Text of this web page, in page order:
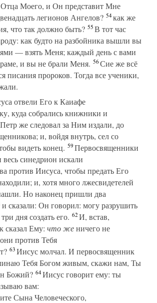
Отца Моего, и Он представит Мне
легионов Ангелов? 54как же
что так должно быть? 55В тот час
как будто на разбойника вышли вы
— взять Меня; каждый день с вами
и вы не брали Меня. 56Сие же всё
писания пророков. Тогда все ученики,
отвели Его к Каиафе
куда собрались книжники и
же следовал за Ним издали, до
и, войдя внутрь, сел со
видеть конец. 59Первосвященники
синедрион искали
против Иисуса, чтобы предать Его
и, хотя много лжесвидетелей
Но наконец пришли два
и сказали: Он говорил: могу разрушить
дня создать его. 62И, встав,
сказал Ему: что женичего не
против Тебя
63Иисус молчал. И первосвященник
Тебя Богом живым, скажи нам, Ты
Божий? 64Иисус говорит ему: ты
вам:
Сына Человеческого,